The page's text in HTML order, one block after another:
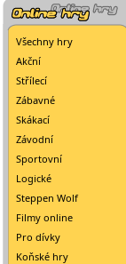
Všechny hry
Akční
Střílecí
Zábavné
Skákací
Závodní
Sportovní
Logické
Steppen Wolf
Filmy online
Pro dívky
Koňské hry